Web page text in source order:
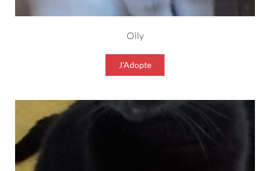
Olly
J'Adopte